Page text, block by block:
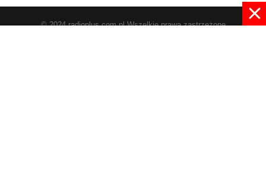
© 2024 radioplus.com.pl Wszelkie prawa zastrzeżone